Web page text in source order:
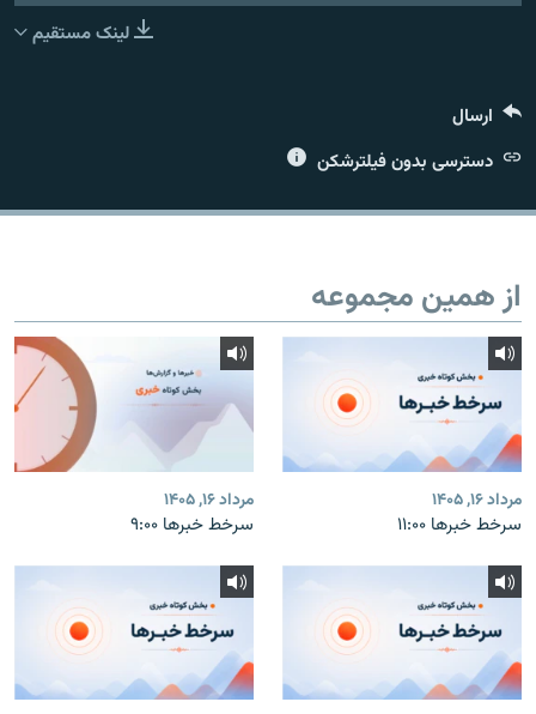
لینک مستقیم
ارسال
دسترسی بدون فیلترشکن
از همین مجموعه
مرداد ۱۶, ۱۴۰۵
سرخط خبرها ۱۱:۰۰
مرداد ۱۶, ۱۴۰۵
سرخط خبرها ۹:۰۰